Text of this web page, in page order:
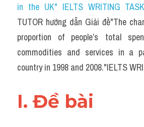
Cách dùng từ
Task 1
Đề thi IELTS thật
Advice
in the UK" IELTS WRITING
TUTOR hướng dẫn Giải đề"​The
proportion of people’s total
commodities and services in a
country in 1998 and 2008."IELTS
I. Đề bài